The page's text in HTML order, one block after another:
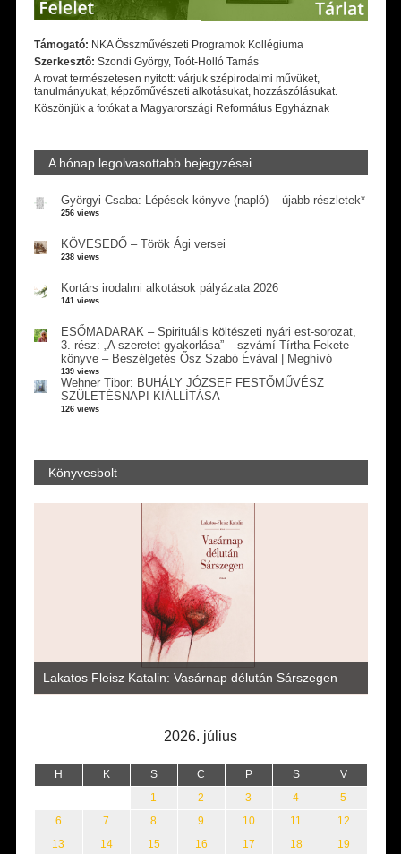
Támogató: NKA Összművészeti Programok Kollégiuma
Szerkesztő: Szondi György, Toót-Holló Tamás
A rovat természetesen nyitott: várjuk szépirodalmi művüket,
tanulmányukat, képzőművészeti alkotásukat, hozzászólásukat.
Köszönjük a fotókat a Magyarországi Református Egyháznak
A hónap legolvasottabb bejegyzései
Györgyi Csaba: Lépések könyve (napló) – újabb részletek*
256 views
KÖVESEDŐ – Török Ági versei
238 views
Kortárs irodalmi alkotások pályázata 2026
141 views
ESŐMADARAK – Spirituális költészeti nyári est-sorozat,
3. rész: „A szeretet gyakorlása” – szvámí Tírtha Fekete
könyve – Beszélgetés Ősz Szabó Évával | Meghívó
139 views
Wehner Tibor: BUHÁLY JÓZSEF FESTŐMŰVÉSZ
SZÜLETÉSNAPI KIÁLLÍTÁSA
126 views
Könyvesbolt
Lakatos Fleisz Katalin: Vasárnap délután Sárszegen
2026. július
H K S C P S V
1 2 3 4
5
6
7 8 9 10 11
12
13
14 15 16 17 18
19